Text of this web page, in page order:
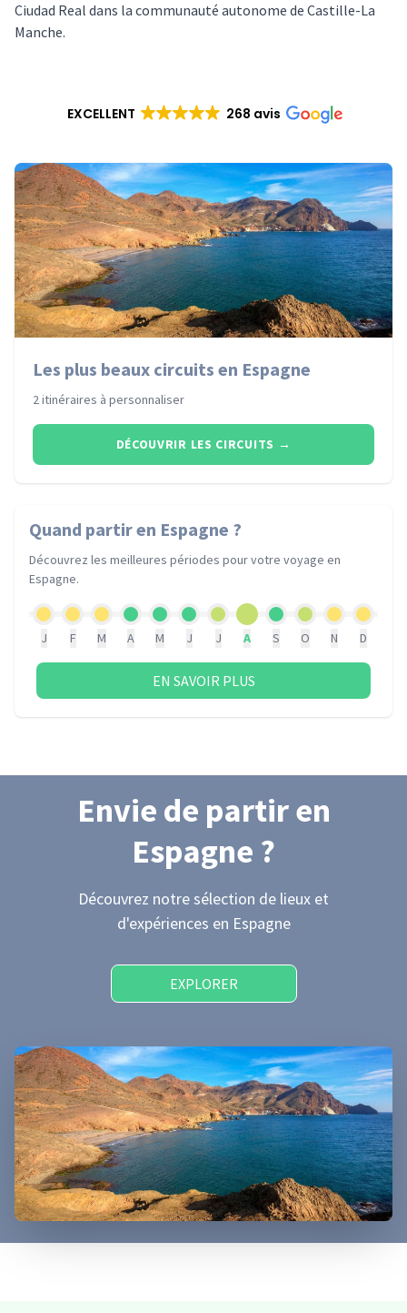
Ciudad Real dans la communauté autonome de Castille-La
Manche.
EXCELLENT 268 avis
Les plus beaux circuits en Espagne
2 itinéraires à personnaliser
DÉCOUVRIR LES CIRCUITS →
Quand partiren Espagne ?
Découvrez les meilleures périodes pour votre voyage en
Espagne.
J F M A M J J A S O N D
EN SAVOIR PLUS
Envie de partiren
Espagne ?
Découvrez notre sélection de lieux et
d'expériences en Espagne
EXPLORER